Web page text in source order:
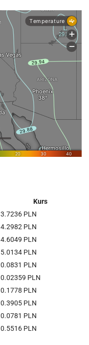
Kurs
3.7236 PLN
4.2982 PLN
4.6049 PLN
5.0134 PLN
0.0831 PLN
0.02359 PLN
0.1778 PLN
0.3905 PLN
0.0781 PLN
0.5516 PLN